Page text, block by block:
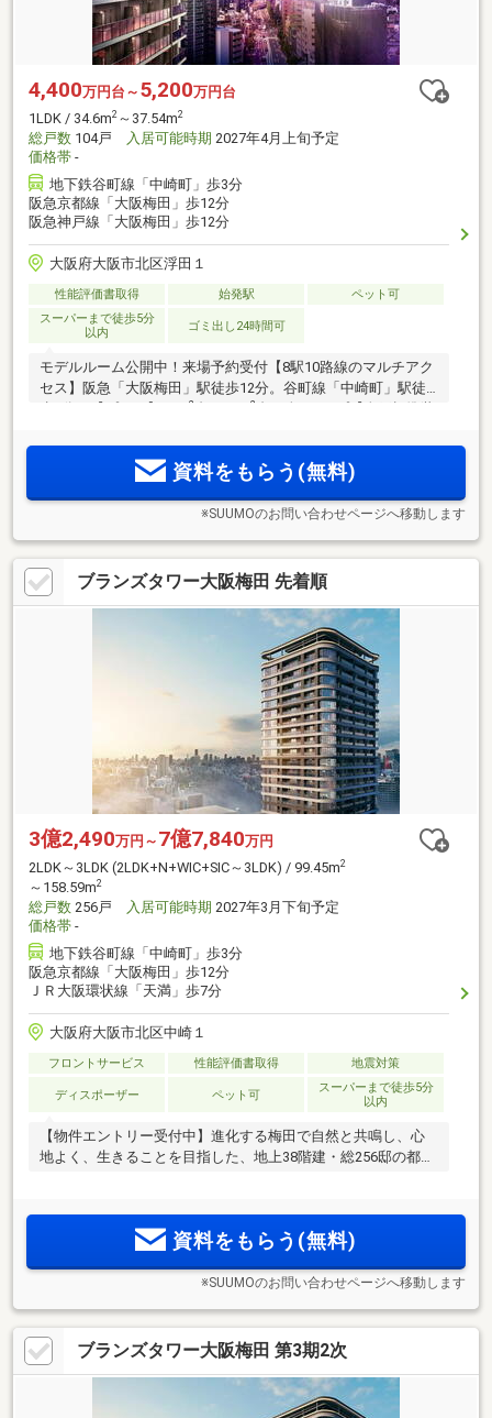
4,400万円台～ 5,200万円台
1LDK / 34.6m2 ～37.54m2
総戸数 104戸 入居可能時期 2027年4月上旬予定
価格帯 -
地下鉄谷町線「中崎町」歩3分
阪急京都線「大阪梅田」歩12分
阪急神戸線「大阪梅田」歩12分
大阪府大阪市北区浮田１
性能評価書取得 始発駅
ペット可
スーパーまで徒歩5分
以内
ゴミ出し24時間可
モデルルーム公開中！来場予約受付【8駅10路線のマルチアク
セス】阪急「大阪梅田」駅徒歩12分。谷町線「中崎町」駅徒
2 2
ス衣類乾燥機「乾太くん」。ホテルライクな内廊下設計も魅
資料をもらう(無料)
※SUUMOのお問い合わせページへ移動します
ブランズタワー大阪梅田 先着順
3億2,490万円～ 7億7,840万円
2LDK～3LDK (2LDK+N+WIC+SIC～3LDK) / 99.45m2
～158.59m2
総戸数 256戸 入居可能時期 2027年3月下旬予定
価格帯 -
地下鉄谷町線「中崎町」歩3分
阪急京都線「大阪梅田」歩12分
ＪＲ大阪環状線「天満」歩7分
大阪府大阪市北区中崎１
フロントサービス 性能評価書取得 地震対策
ディスポーザー ペット可
スーパーまで徒歩5分
以内
【物件エントリー受付中】進化する梅田で自然と共鳴し、心
地よく、生きることを目指した、地上38階建・総256邸の都心
資料をもらう(無料)
※SUUMOのお問い合わせページへ移動します
ブランズタワー大阪梅田 第3期2次